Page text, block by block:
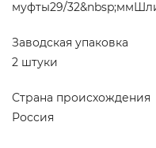
муфты29/
Заводская упаковка
2 штуки
Страна происхождения
Россия